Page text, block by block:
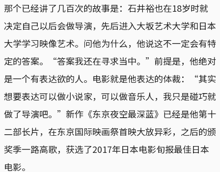
那个已经讲了几百次的故事是：石井裕也在18岁时就
决定自己以后会做导演，先后进入大坂艺术大学和日本
大学学习映像艺术。问他为什么，他说这不一定会有特
定的答案。“答案我还在寻求当中。”前提是，他绝对
是一个有表达欲的人。电影就是他表达的体裁：“其实
想要表达可以做小说家，可以做音乐人，我只是碰巧就
做了导演吧。”新作《东京夜空最深蓝》已经是他第十
二部长片，在东京国际映画祭首映大放异彩，之后的颁
奖季一路高歌，获选了2017年日本电影旬报最佳日本
电影。